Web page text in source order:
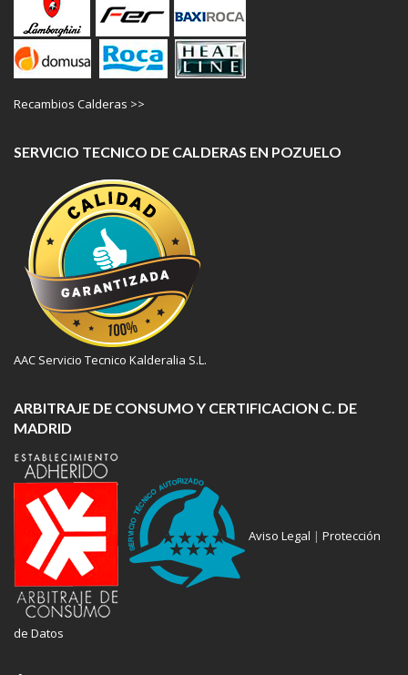
Recambios Calderas >>
SERVICIO TECNICO DE CALDERAS EN POZUELO
AAC Servicio Tecnico Kalderalia S.L.
ARBITRAJE DE CONSUMO Y CERTIFICACION C. DE
MADRID
Aviso Legal | Protección
de Datos